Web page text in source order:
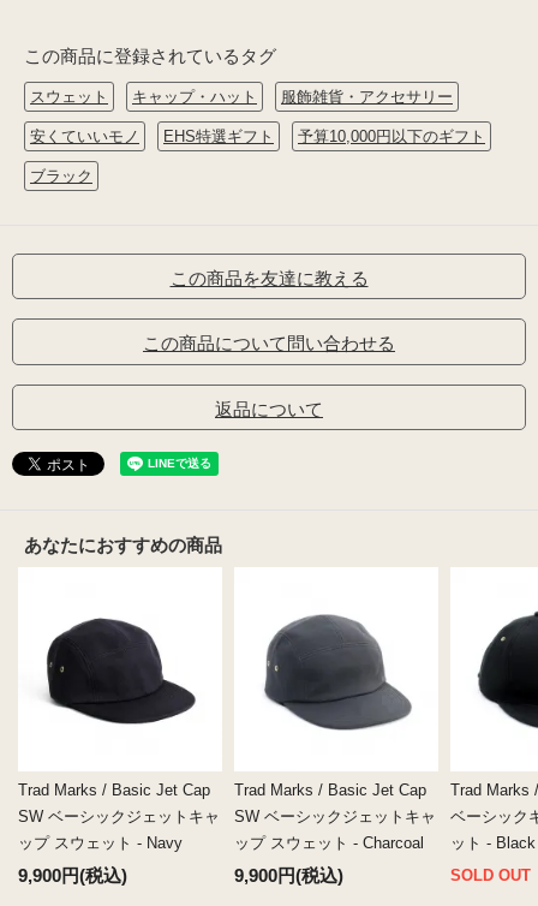
この商品に登録されているタグ
スウェット キャップ・ハット 服飾雑貨・アクセサリー
安くていいモノ EHS特選ギフト 予算10,000円以下のギフト
ブラック
この商品を友達に教える
この商品について問い合わせる
返品について
あなたにおすすめの商品
Trad Marks / Basic Jet Cap
SW ベーシックジェットキャ
ップ スウェット - Navy
9,900円(税込)
Trad Marks / Basic Jet Cap
SW ベーシックジェットキャ
ップ スウェット - Charcoal
9,900円(税込)
Trad Marks
ベーシック
ット - Black
SOLD OUT